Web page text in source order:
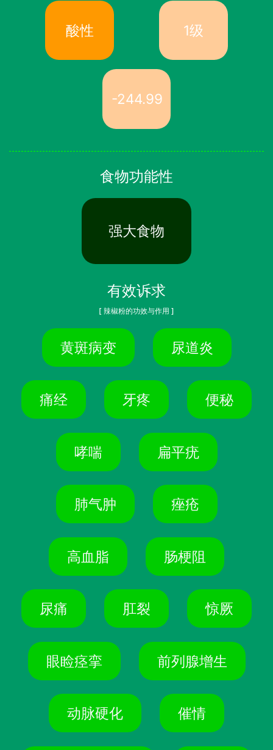
酸性 1级
-244.99
食物功能性
强大食物
有效诉求
[ 辣椒粉的功效与作用 ]
黄斑病变 尿道炎
痛经 牙疼 便秘
哮喘 扁平疣
肺气肿 痤疮
高血脂 肠梗阻
尿痛 肛裂 惊厥
眼睑痉挛 前列腺增生
动脉硬化 催情